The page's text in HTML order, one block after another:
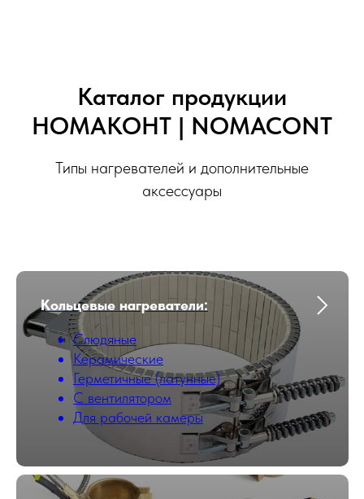
Каталог продукции
НОМАКОНТ | NOMACONT
Типы нагревателей и дополнительные
аксессуары
Кольцевые нагреватели:
Слюдяные
Керамические
Герметичные (латунные)
С вентилятором
Для рабочей камеры